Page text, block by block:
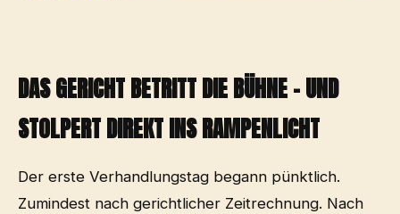
DAS GERICHT BETRITT DIE BÜHNE – UND
STOLPERT DIREKT INS RAMPENLICHT
Der erste Verhandlungstag begann pünktlich.
Zumindest nach gerichtlicher Zeitrechnung. Nach